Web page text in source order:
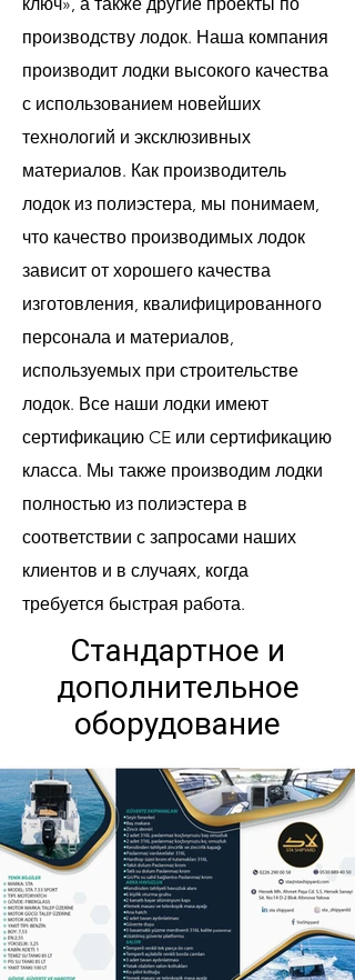
производству лодок. Наша компания
производит лодки высокого качества
с использованием новейших
технологий и эксклюзивных
материалов. Как производитель
лодок из полиэстера, мы понимаем,
что качество производимых лодок
зависит от хорошего качества
изготовления, квалифицированного
персонала и материалов,
используемых при строительстве
лодок. Все наши лодки имеют
сертификацию CE или сертификацию
класса. Мы также производим лодки
полностью из полиэстера в
соответствии с запросами наших
клиентов и в случаях, когда
требуется быстрая работа.
Стандартное и
дополнительное
оборудование